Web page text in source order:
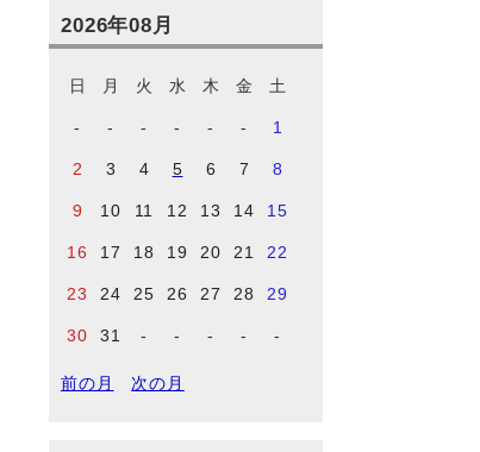
2026年08月
日 月 火 水 木 金 土
- - - - - - 1
2 3 4 5 6 7 8
9 10 11 12 13 14 15
16 17 18 19 20 21 22
23 24 25 26 27 28 29
30 31 - - - - -
前の月 次の月